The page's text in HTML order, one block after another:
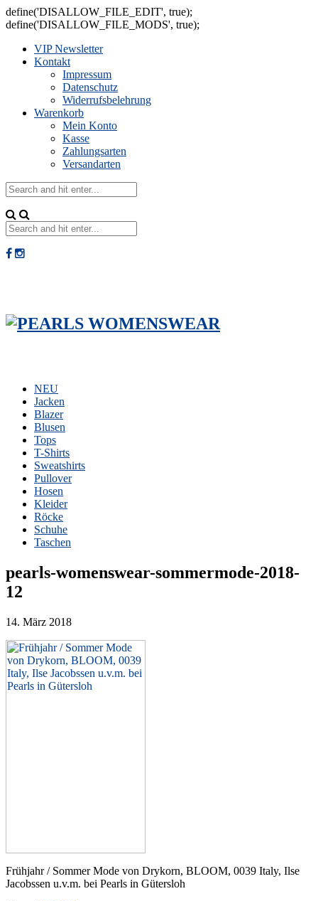
define('DISALLOW_FILE_EDIT', true);
define('DISALLOW_FILE_MODS', true);
VIP Newsletter
Kontakt
Impressum
Datenschutz
Widerrufsbelehrung
Warenkorb
Mein Konto
Kasse
Zahlungsarten
Versandarten
NEU
Jacken
Blazer
Blusen
Tops
T-Shirts
Sweatshirts
Pullover
Hosen
Kleider
Röcke
Schuhe
Taschen
pearls-womenswear-sommermode-2018-
12
14. März 2018
Frühjahr / Sommer Mode von Drykorn, BLOOM, 0039 Italy, Ilse
Jacobssen u.v.m. bei Pearls in Gütersloh